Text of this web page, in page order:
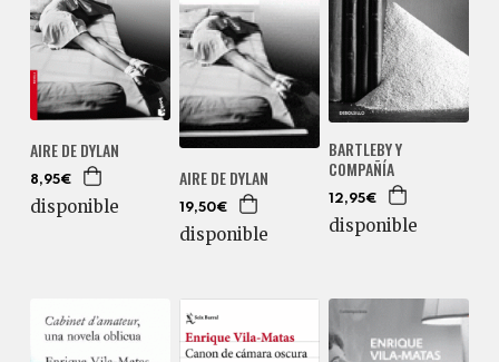
AIRE DE DYLAN
8,95€
disponible
AIRE DE DYLAN
19,50€
disponible
BARTLEBY Y
COMPAÑÍA
12,95€
disponible